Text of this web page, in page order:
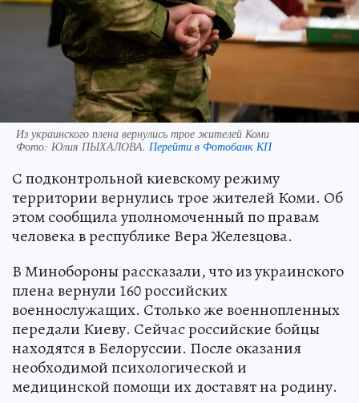
Из украинского плена вернулись трое жителей Коми
Фото: Юлия ПЫХАЛОВА. Перейти в Фотобанк КП
С подконтрольной киевскому режиму
территории вернулись трое жителей Коми. Об
этом сообщила уполномоченный по правам
человека в республике Вера Железцова.
В Минобороны рассказали, что из украинского
плена вернули 160 российских
военнослужащих. Столько же военнопленных
передали Киеву. Сейчас российские бойцы
находятся в Белоруссии. После оказания
необходимой психологической и
медицинской помощи их доставят на родину.